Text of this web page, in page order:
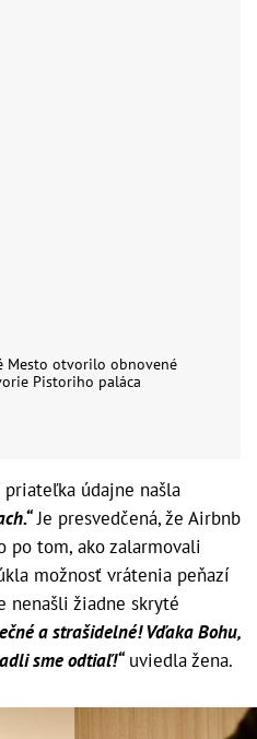
Mesto otvorilo obnovené
Pistoriho paláca
údajne našla
Je presvedčená, že Airbnb
po tom, ako zalarmovali
možnosť vrátenia peňazí
nenašli žiadne skryté
a strašidelné! Vďaka Bohu,
sme odtiaľ!“uviedla žena.